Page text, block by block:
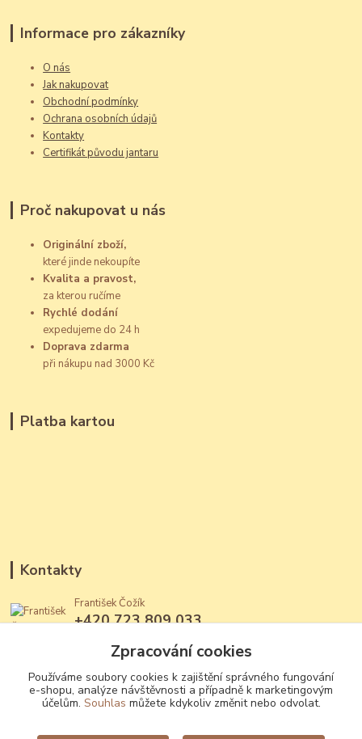
Informace pro zákazníky
O nás
Jak nakupovat
Obchodní podmínky
Ochrana osobních údajů
Kontakty
Certifikát původu jantaru
Proč nakupovat u nás
Originální zboží,
které jinde nekoupíte
Kvalita a pravost,
za kterou ručíme
Rychlé dodání
expedujeme do 24 h
Doprava zdarma
při nákupu nad 3000 Kč
Platba kartou
Kontakty
František Čožík
+420 723 809 033
Zpracování cookies
Používáme soubory cookies k zajištění správného fungování
e-shopu, analýze návštěvnosti a případně k marketingovým
účelům. Souhlas můžete kdykoliv změnit nebo odvolat.